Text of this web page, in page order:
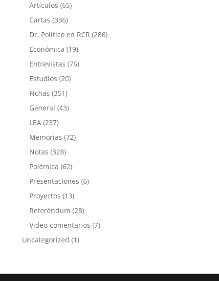
Artículos (65)
Cartas (336)
Dr. Político en RCR (286)
Económica (19)
Entrevistas (76)
Estudios (20)
Fichas (351)
General (43)
LEA(237)
Memorias (72)
Notas (328)
Polémica (62)
Presentaciones (6)
Proyectos (13)
Referéndum (28)
Video-comentarios (7)
Uncategorized (1)